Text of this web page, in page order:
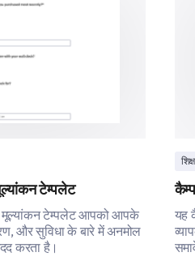
टेम्पलेट
मूल्यांकन टेम्पलेट आपको आपके
और सुविधा के बारे में अनमोल
करता है।
यह